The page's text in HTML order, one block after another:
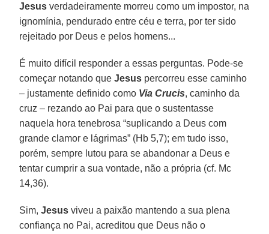
Jesus verdadeiramente morreu como um impostor, na
ignomínia, pendurado entre céu e terra, por ter sido
rejeitado por Deus e pelos homens...
É muito difícil responder a essas perguntas. Pode-se
começar notando queJesus percorreu esse caminho
– justamente definido como Via Crucis, caminho da
cruz – rezando ao Pai para que o sustentasse
naquela hora tenebrosa “suplicando a Deus com
grande clamor e lágrimas” (Hb 5,7); em tudo isso,
porém, sempre lutou para se abandonar a Deus e
tentar cumprir a sua vontade, não a própria (cf. Mc
14,36).
Sim,Jesus viveu a paixão mantendo a sua plena
confiança no Pai, acreditou que Deus não o